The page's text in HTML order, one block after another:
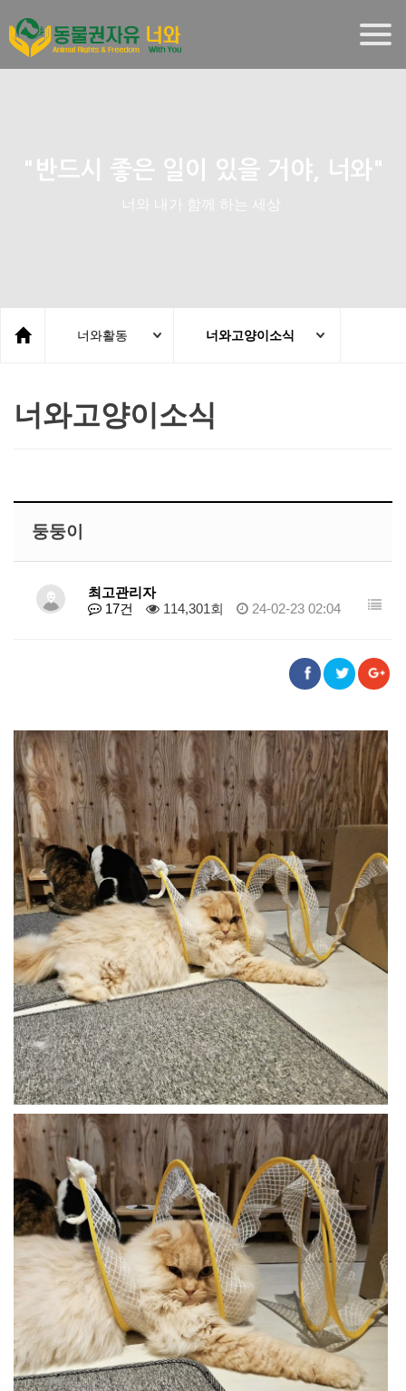
"반드시 좋은 일이 있을 거야, 너와"
너와 내가 함께 하는 세상
너와활동 너와고양이소식
너와고양이소식
둥둥이
최고관리자
17건
114,301회 24-02-23 02:04